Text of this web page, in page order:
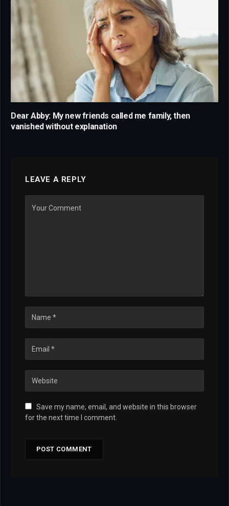
Dear Abby: My new friends called me family, then
vanished without explanation
LEAVE A REPLY
Save my name, email, and website in this browser
for the next time I comment.